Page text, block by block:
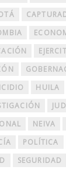
HUILA
NEIVA
POLÍTICA
SEGURIDAD